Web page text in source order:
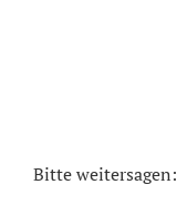
Bitte weitersagen: